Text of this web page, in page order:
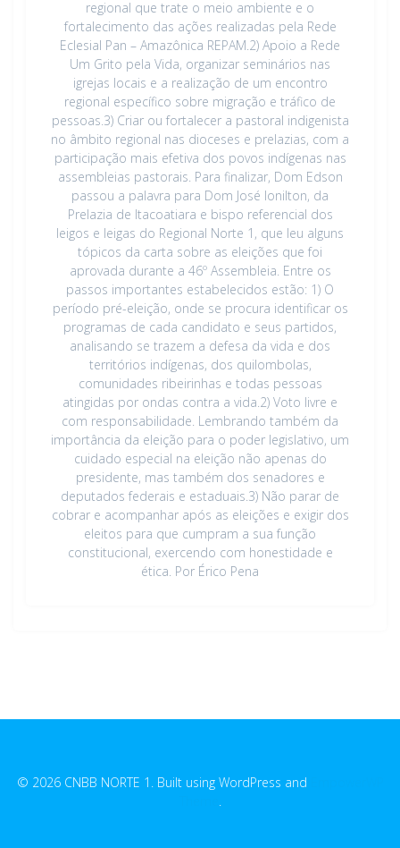
regional que trate o meio ambiente e o
fortalecimento das ações realizadas pela Rede
Eclesial Pan – Amazônica REPAM.2) Apoio a Rede
Um Grito pela Vida, organizar seminários nas
igrejas locais e a realização de um encontro
regional específico sobre migração e tráfico de
pessoas.3) Criar ou fortalecer a pastoral indigenista
no âmbito regional nas dioceses e prelazias, com a
participação mais efetiva dos povos indígenas nas
assembleias pastorais. Para finalizar, Dom Edson
passou a palavra para Dom José Ionilton, da
Prelazia de Itacoatiara e bispo referencial dos
leigos e leigas do Regional Norte 1, que leu alguns
tópicos da carta sobre as eleições que foi
aprovada durante a 46º Assembleia. Entre os
passos importantes estabelecidos estão: 1) O
período pré-eleição, onde se procura identificar os
programas de cada candidato e seus partidos,
analisando se trazem a defesa da vida e dos
territórios indígenas, dos quilombolas,
comunidades ribeirinhas e todas pessoas
atingidas por ondas contra a vida.2) Voto livre e
com responsabilidade. Lembrando também da
importância da eleição para o poder legislativo, um
cuidado especial na eleição não apenas do
presidente, mas também dos senadores e
deputados federais e estaduais.3) Não parar de
cobrar e acompanhar após as eleições e exigir dos
eleitos para que cumpram a sua função
constitucional, exercendo com honestidade e
ética. Por Érico Pena
© 2026 CNBB NORTE 1. Built using WordPress and
.